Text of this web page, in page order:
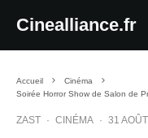
Cinealliance.fr
Accueil
Cinéma
Soirée Horror Show de Salon de
ZAST · CINÉMA · 31